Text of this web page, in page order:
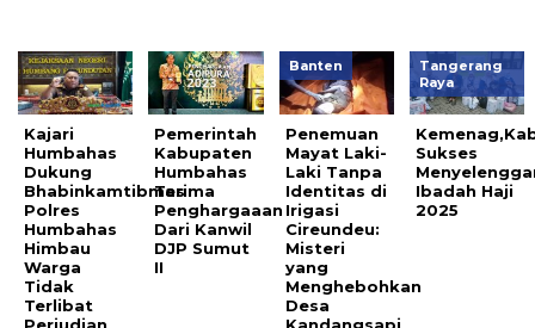
Kajari
Humbahas
Dukung
Bhabinkamtibmas
Polres
Humbahas
Himbau
Warga
Tidak
Terlibat
Pemerintah
Kabupaten
Humbahas
Terima
Penghargaaan
Dari Kanwil
DJP Sumut
II
Banten
Penemuan
Mayat Laki-
Laki Tanpa
Identitas di
Irigasi
Cireundeu:
Misteri
yang
Menghebohkan
Desa
Tangerang
Raya
Sukses
Ibadah Haji
2025